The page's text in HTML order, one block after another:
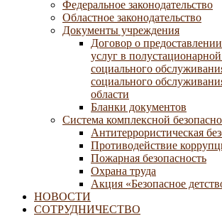
Федеральное законодательство
Областное законодательство
Документы учреждения
Договор о
услуг в
социального
социального
области
Бланки документов
Система комплексной
Антитеррористическая
Противодействие
Пожарная безопасность
Охрана труда
Акция «Безопасное
НОВОСТИ
СОТРУДНИЧЕСТВО